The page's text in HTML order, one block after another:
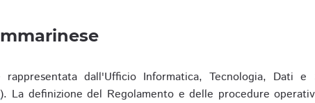
dall'Ufficio Informatica, Tecnologia, Dati
). La definizione del Regolamento e delle procedure